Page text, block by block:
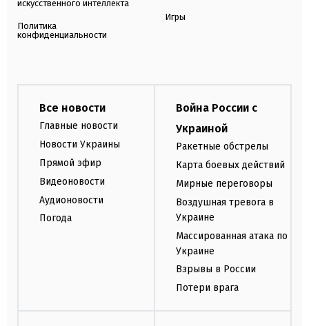
искусственного интеллекта
Политика
конфиденциальности
Игры
Все новости
Главные новости
Новости Украины
Прямой эфир
Видеоновости
Аудионовости
Погода
Война России с
Украиной
Ракетные обстрелы
Карта боевых действий
Мирные переговоры
Воздушная тревога в
Украине
Массированная атака по
Украине
Взрывы в России
Потери врага